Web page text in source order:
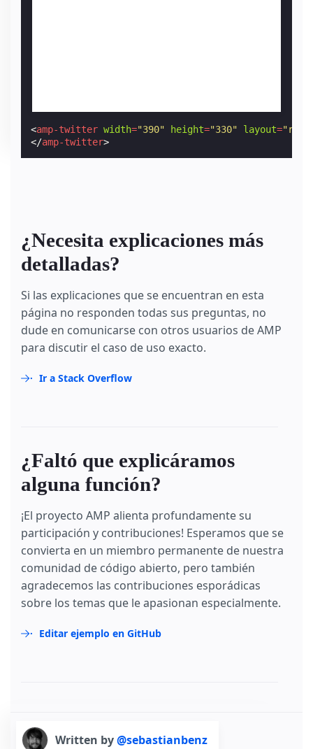
<amp-twitter width="390" height="330" layout=
</amp-twitter>
¿Necesita explicaciones más
detalladas?
Si las explicaciones que se encuentran en esta
página no responden todas sus preguntas, no
dude en comunicarse con otros usuarios de AMP
para discutir el caso de uso exacto.
Ir a Stack Overflow
¿Faltó que explicáramos
alguna función?
¡El proyecto AMP alienta profundamente su
participación y contribuciones! Esperamos que se
convierta en un miembro permanente de nuestra
comunidad de código abierto, pero también
agradecemos las contribuciones esporádicas
sobre los temas que le apasionan especialmente.
Editar ejemplo en GitHub
Written by@sebastianbenz